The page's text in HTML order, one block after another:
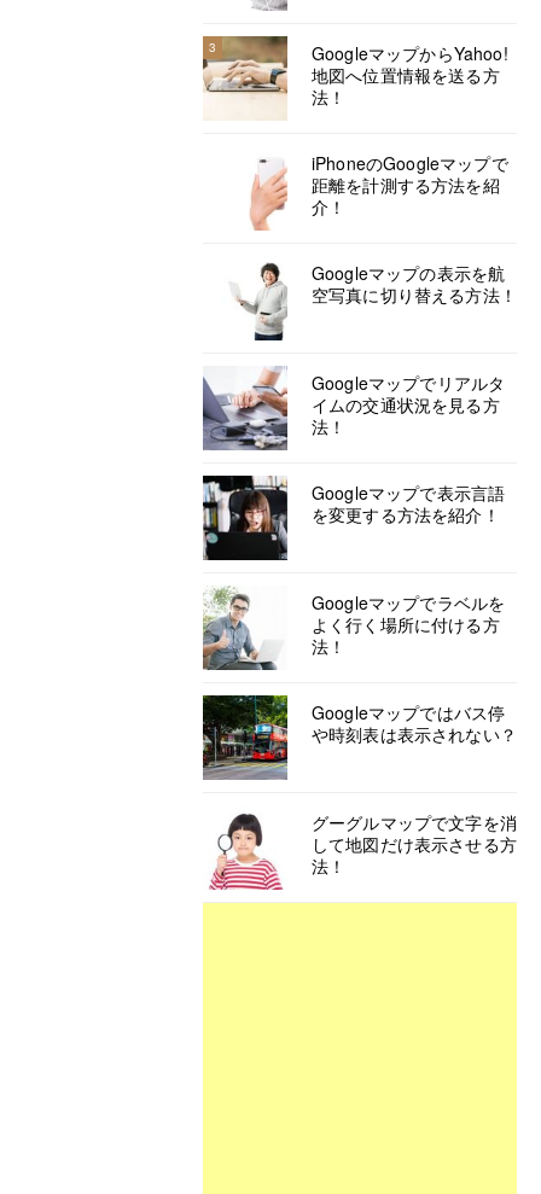
3
GoogleマップからYahoo!
地図へ位置情報を送る方
法！
iPhoneのGoogleマップで
距離を計測する方法を紹
介！
Googleマップの表示を航
空写真に切り替える方法！
Googleマップでリアルタ
イムの交通状況を見る方
法！
Googleマップで表示言語
を変更する方法を紹介！
Googleマップでラベルを
よく行く場所に付ける方
法！
Googleマップではバス停
や時刻表は表示されない？
グーグルマップで文字を消
して地図だけ表示させる方
法！